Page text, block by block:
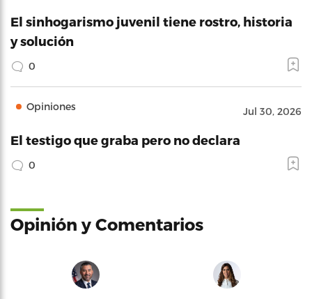
El sinhogarismo juvenil tiene rostro, historia
y solución
0
Opiniones Jul 30, 2026
El testigo que graba pero no declara
0
Opinión y Comentarios